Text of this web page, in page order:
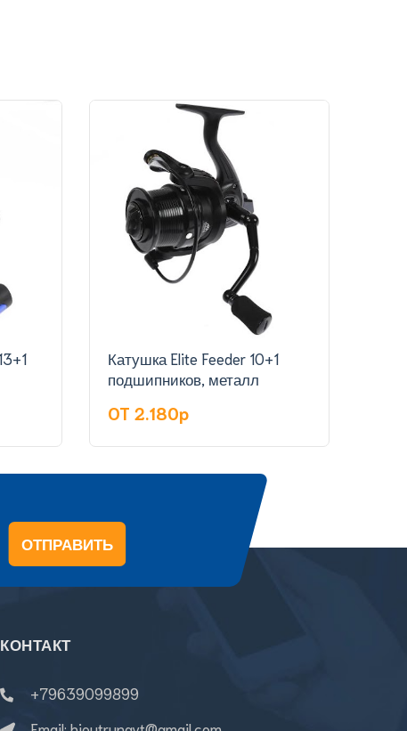
Катушка Elite Feeder 10+1
подшипников, металл
OT 2.180p
ОТПРАВИТЬ
КОНТАКТ
+79639099899